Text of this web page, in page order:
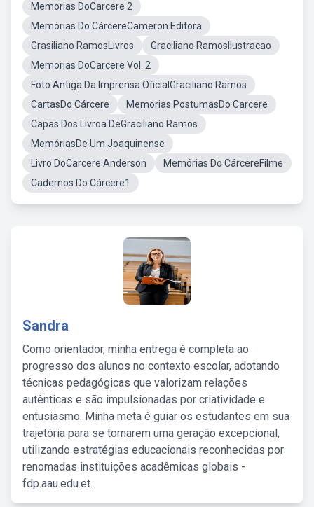
Memorias DoCarcere 2
Memórias Do CárcereCameron Editora
Grasiliano RamosLivros
Graciliano RamosIlustracao
Memorias DoCarcere Vol. 2
Foto Antiga Da Imprensa OficialGraciliano Ramos
CartasDo Cárcere
Memorias PostumasDo Carcere
Capas Dos Livroa DeGraciliano Ramos
MemóriasDe Um Joaquinense
Livro DoCarcere Anderson
Memórias Do CárcereFilme
Cadernos Do Cárcere1
Sandra
Como orientador, minha entrega é completa ao
progresso dos alunos no contexto escolar, adotando
técnicas pedagógicas que valorizam relações
autênticas e são impulsionadas por criatividade e
entusiasmo. Minha meta é guiar os estudantes em sua
trajetória para se tornarem uma geração excepcional,
utilizando estratégias educacionais reconhecidas por
renomadas instituições acadêmicas globais -
fdp.aau.edu.et.